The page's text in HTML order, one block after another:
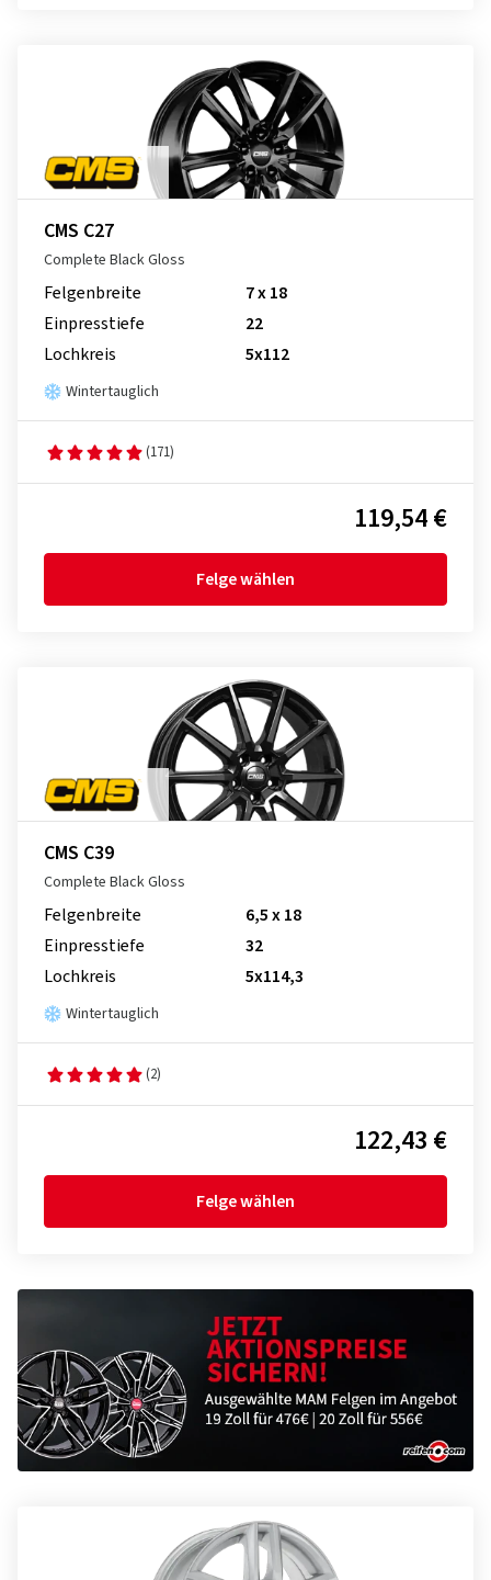
CMS C27
Complete Black Gloss
Felgenbreite
7 x 18
Einpresstiefe
22
Lochkreis
5x112
Wintertauglich
(171)
119,54 €
Felge wählen
CMS C39
Complete Black Gloss
Felgenbreite
6,5 x 18
Einpresstiefe
32
Lochkreis
5x114,3
Wintertauglich
(2)
122,43 €
Felge wählen